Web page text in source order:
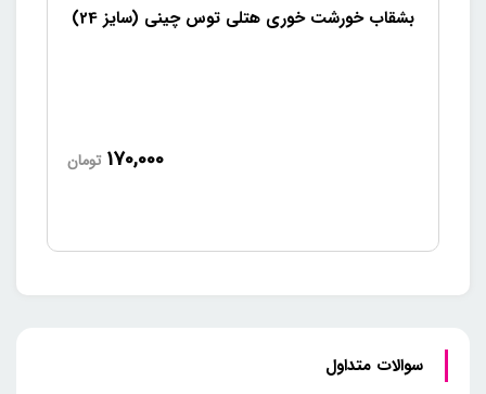
بشقاب خورشت خوری هتلی توس چینی (سایز 24)
170,000 تومان
سوالات متداول